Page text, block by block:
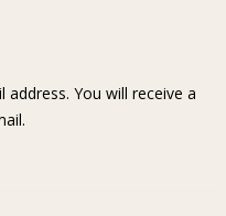
You will receive a